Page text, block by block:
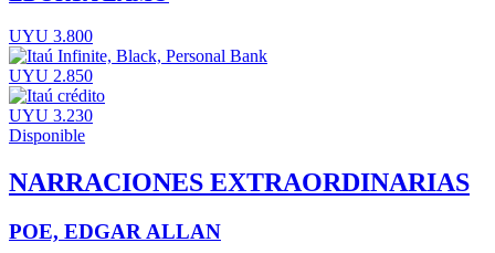
UYU 3.800
UYU 2.850
UYU 3.230
Disponible
NARRACIONES EXTRAORDINARIAS
POE, EDGAR ALLAN